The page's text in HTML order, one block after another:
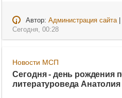
Автор: Администрация сайта|
Сегодня, 00:28
Новости МСП
Сегодня - день рождения
литературоведа